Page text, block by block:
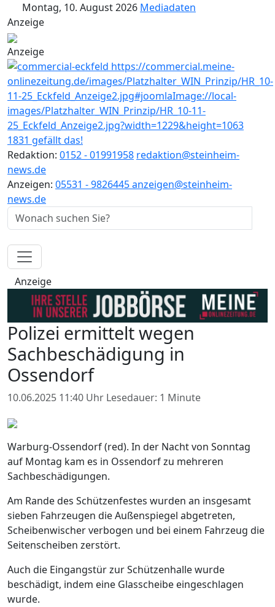
Montag, 10. August 2026 Mediadaten
Anzeige
Anzeige
1831 gefällt das!
Redaktion: 0152 - 01991958 redaktion@steinheim-
news.de
Anzeigen: 05531 - 9826445anzeigen@steinheim-
news.de
Anzeige
Polizei ermittelt wegen
Sachbeschädigung in
Ossendorf
10.06.2025 11:40 Uhr Lesedauer: 1 Minute
Warburg-Ossendorf (red). In der Nacht von Sonntag
auf Montag kam es in Ossendorf zu mehreren
Sachbeschädigungen.
Am Rande des Schützenfestes wurden an insgesamt
sieben Fahrzeugen die Außenspiegel abgetreten,
Scheibenwischer verbogen und bei einem Fahrzeug die
Seitenscheiben zerstört.
Auch die Eingangstür zur Schützenhalle wurde
beschädigt, indem eine Glasscheibe eingeschlagen
wurde.